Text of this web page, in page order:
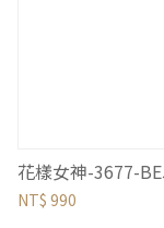
花樣女神-3677-
NT$ 990